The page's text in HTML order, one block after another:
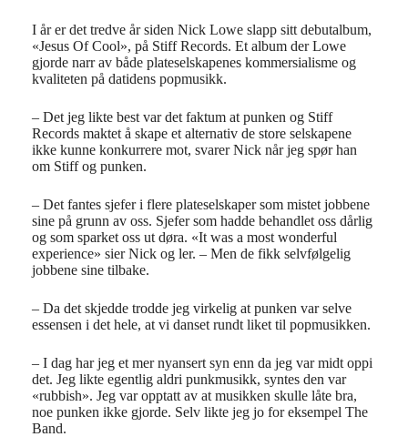
I år er det tredve år siden Nick Lowe slapp sitt debutalbum,
«Jesus Of Cool», på Stiff Records. Et album der Lowe
gjorde narr av både plateselskapenes kommersialisme og
kvaliteten på datidens popmusikk.
– Det jeg likte best var det faktum at punken og Stiff
Records maktet å skape et alternativ de store selskapene
ikke kunne konkurrere mot, svarer Nick når jeg spør han
om Stiff og punken.
– Det fantes sjefer i flere plateselskaper som mistet jobbene
sine på grunn av oss. Sjefer som hadde behandlet oss dårlig
og som sparket oss ut døra. «It was a most wonderful
experience» sier Nick og ler. – Men de fikk selvfølgelig
jobbene sine tilbake.
– Da det skjedde trodde jeg virkelig at punken var selve
essensen i det hele, at vi danset rundt liket til popmusikken.
– I dag har jeg et mer nyansert syn enn da jeg var midt oppi
det. Jeg likte egentlig aldri punkmusikk, syntes den var
«rubbish». Jeg var opptatt av at musikken skulle låte bra,
noe punken ikke gjorde. Selv likte jeg jo for eksempel The
Band.